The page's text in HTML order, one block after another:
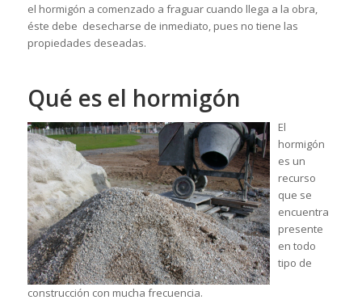
el hormigón a comenzado a fraguar cuando llega a la obra,
éste debe desecharse de inmediato, pues no tiene las
propiedades deseadas.
Qué es el hormigón
El
hormigón
es un
recurso
que se
encuentra
presente
en todo
tipo de
construcción con mucha frecuencia.